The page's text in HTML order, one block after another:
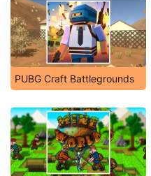
PUBG Craft Battlegrounds